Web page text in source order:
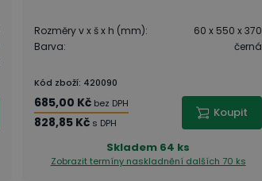
Rozměry v x š x h (mm):
60 x 550 x 370
Barva: černá
Kód zboží: 420090
685,00 Kč bez DPH
828,85 Kč s DPH
Koupit
Skladem 64 ks
Zobrazit termíny naskladnění dalších 70 ks